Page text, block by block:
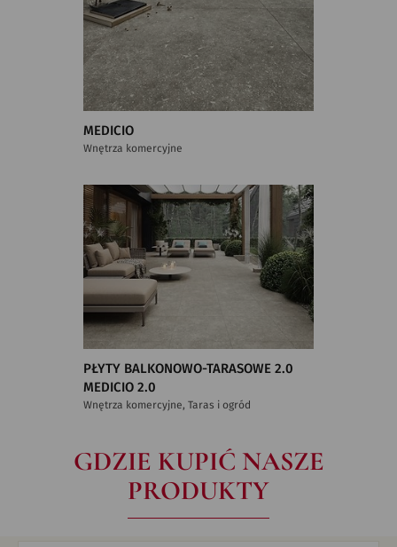
MEDICIO
Wnętrza komercyjne
PŁYTY BALKONOWO-TARASOWE 2.0
MEDICIO 2.0
Wnętrza komercyjne, Taras i ogród
GDZIE KUPIĆ NASZE
PRODUKTY